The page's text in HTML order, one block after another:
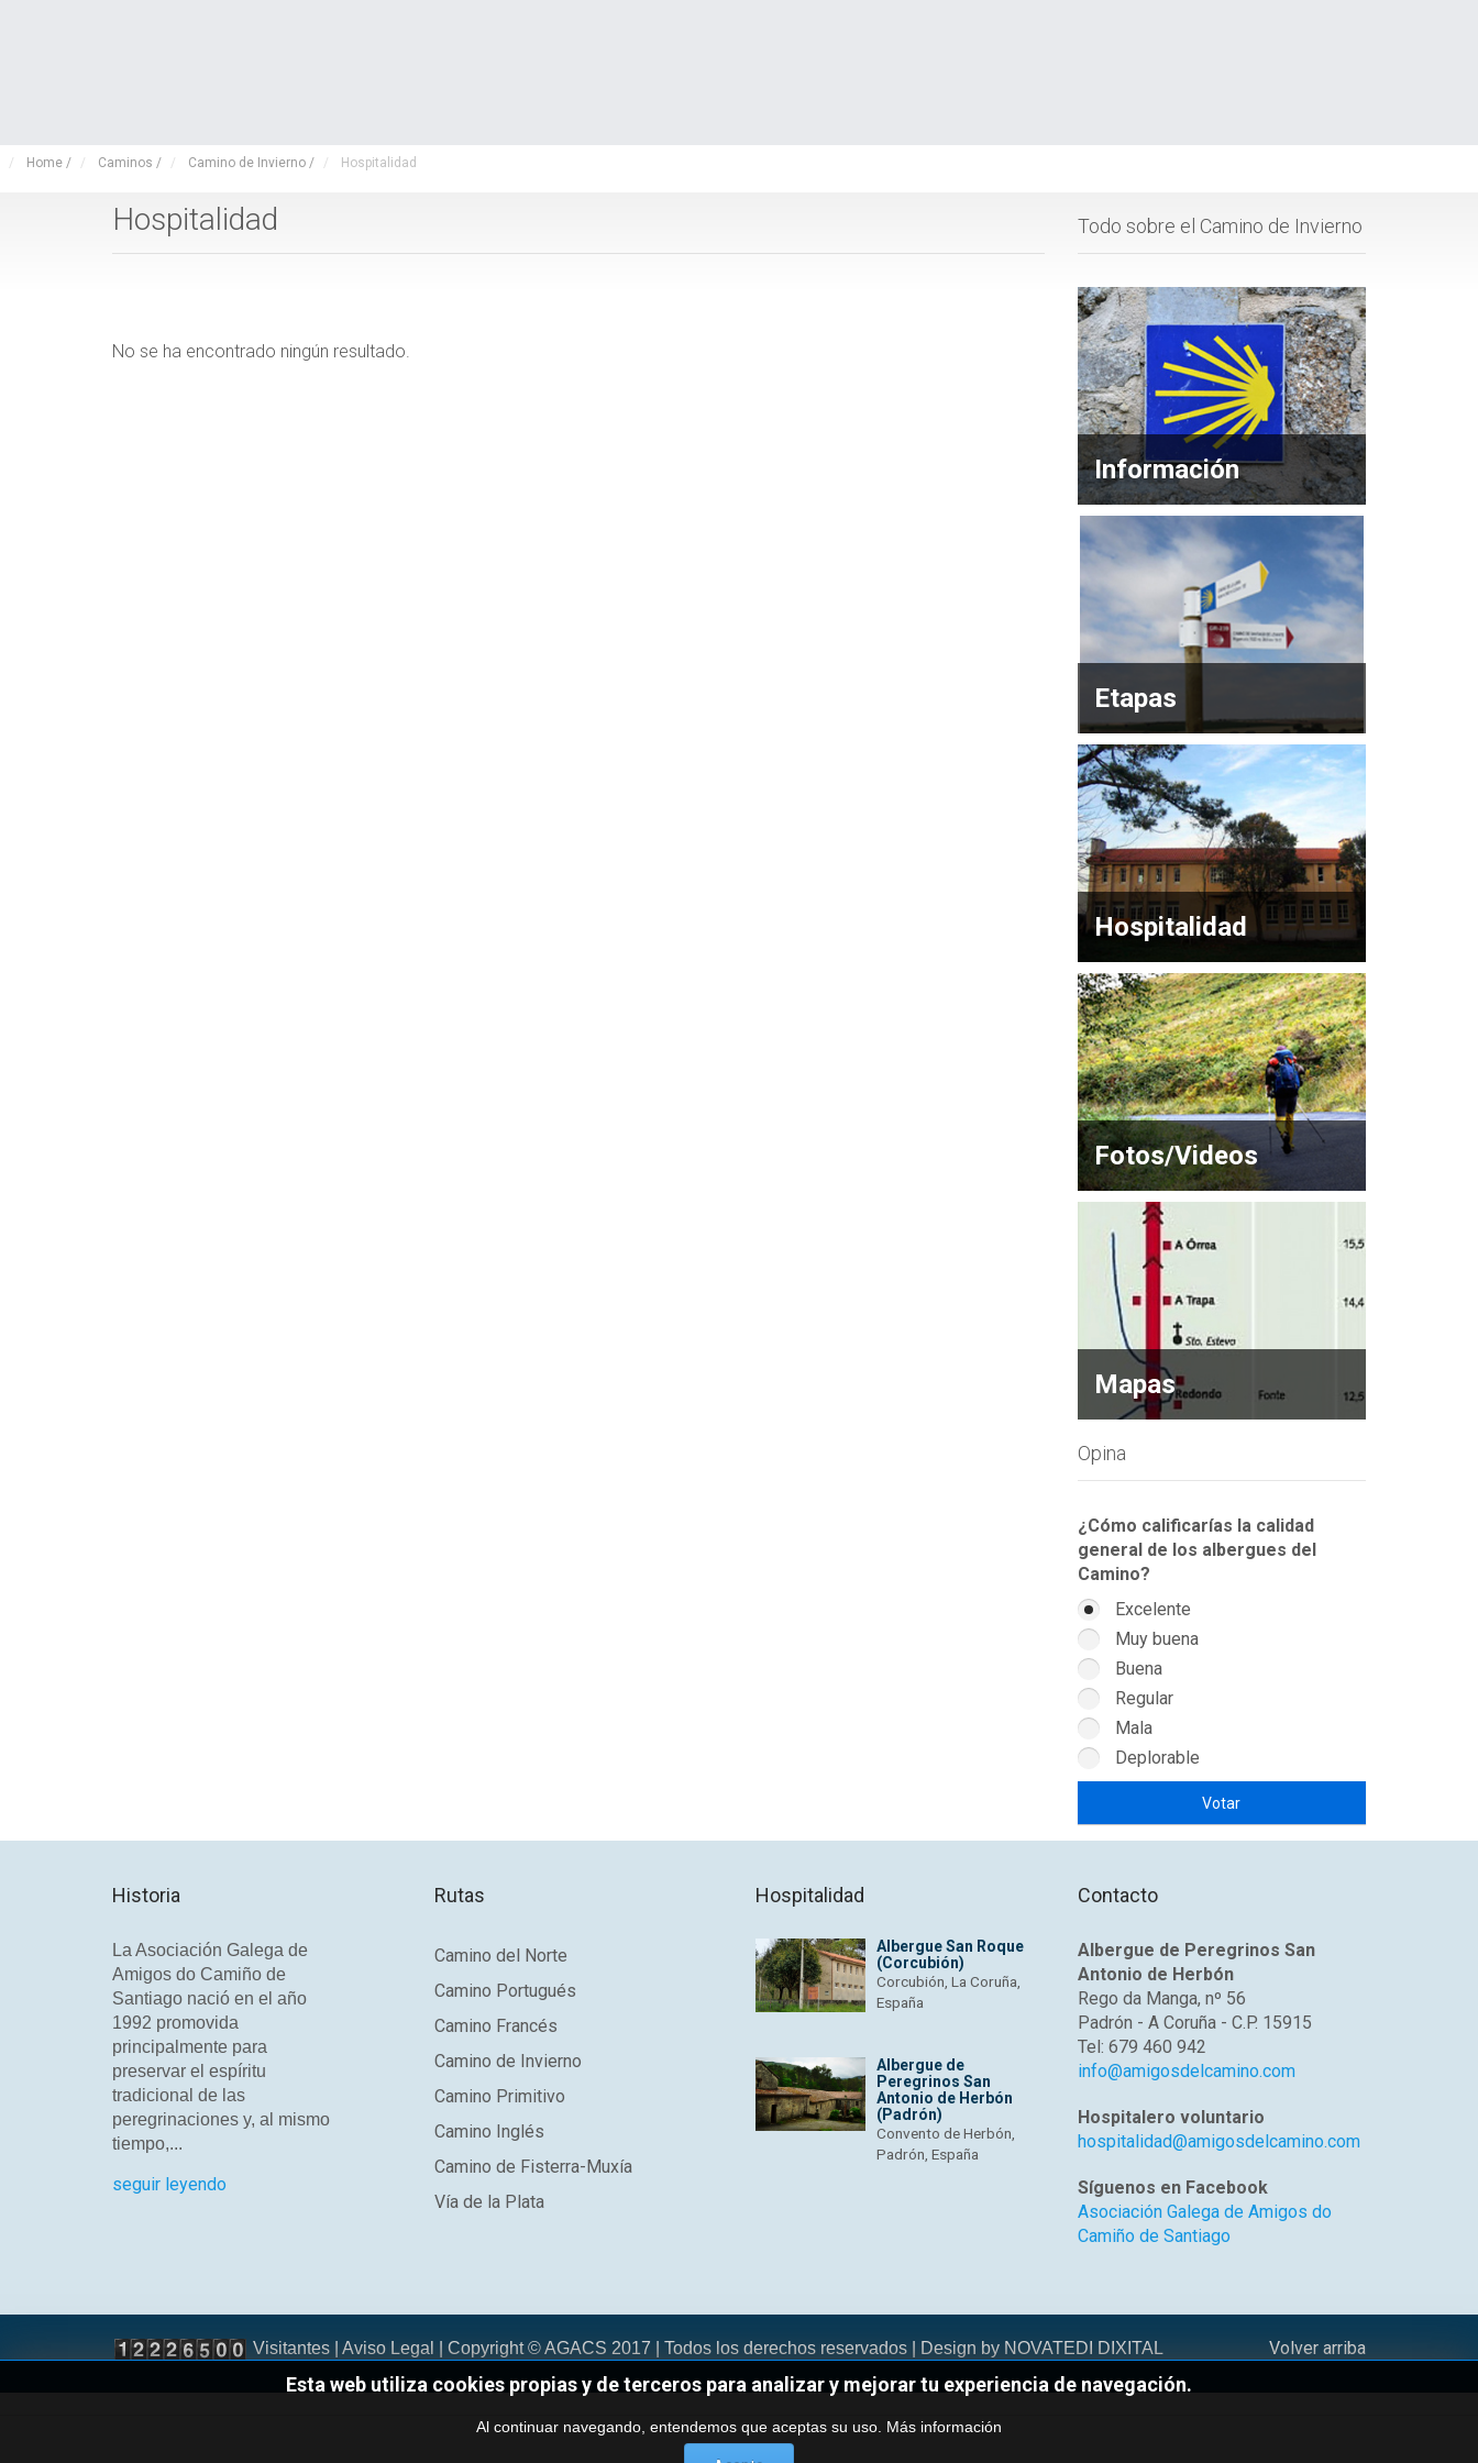
Home / Caminos / Camino de Invierno / Hospitalidad
Hospitalidad
No se ha encontrado ningún resultado.
Todo sobre el Camino de Invierno
Información
Etapas
Hospitalidad
Fotos/Videos
Mapas
Opina
¿Cómo calificarías la calidad
general de los albergues del
Camino?
Excelente
Muy buena
Buena
Regular
Mala
Deplorable
Historia
La Asociación Galega de
Amigos do Camiño de
Santiago nació en el año
1992 promovida
principalmente para
preservar el espíritu
tradicional de las
peregrinaciones y, al mismo
tiempo,...
seguir leyendo
Rutas
Camino del Norte
Camino Portugués
Camino Francés
Camino de Invierno
Camino Primitivo
Camino Inglés
Camino de Fisterra-Muxía
Vía de la Plata
Hospitalidad
Albergue San Roque
(Corcubión)
Corcubión, La Coruña,
España
Albergue de
Peregrinos San
Antonio de Herbón
(Padrón)
Convento de Herbón,
Padrón, España
Contacto
Albergue de Peregrinos San
Antonio de Herbón
Rego da Manga, nº 56
Padrón - A Coruña - C.P. 15915
Tel: 679 460 942
info@amigosdelcamino.com
Hospitalero voluntario
hospitalidad@amigosdelcamino.com
Síguenos en Facebook
Asociación Galega de Amigos do
Camiño de Santiago
Volver arriba
Visitantes | Aviso Legal | Copyright © AGACS 2017 | Todos los derechos reservados | Design by NOVATEDI DIXITAL
Esta web utiliza cookies propias y de terceros para analizar y mejorar tu experiencia de navegación.
Al continuar navegando, entendemos que aceptas su uso. Más información